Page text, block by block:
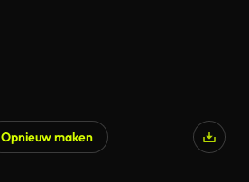
Opnieuw maken